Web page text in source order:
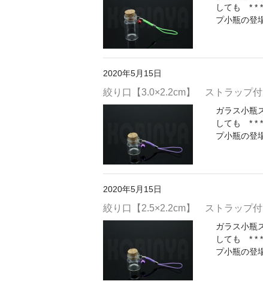
しても * * *
プ小瓶の登
2020年5月15日
絞り口【3.0×2.2cm】 ストラップ
ガラス小瓶
しても * * *
プ小瓶の登
2020年5月15日
絞り口【2.5×2.2cm】 ストラップ
ガラス小瓶
しても * * *
プ小瓶の登